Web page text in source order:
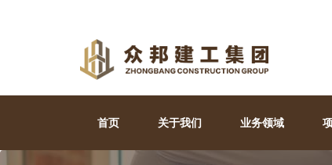
首页 关于我们 业务领域